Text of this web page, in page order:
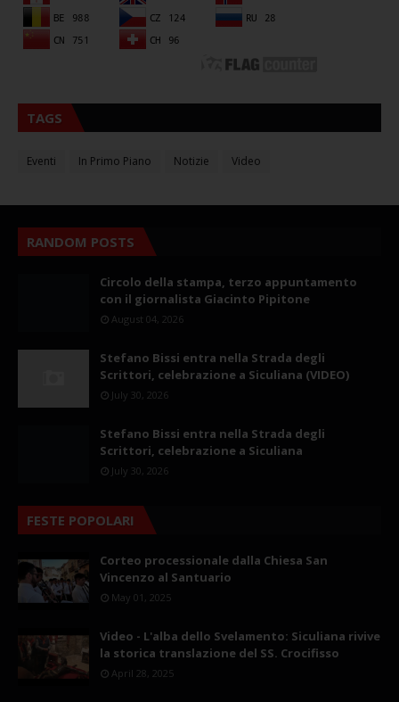
TAGS
Eventi In Primo Piano Notizie Video
RANDOM POSTS
Circolo della stampa, terzo appuntamento
con il giornalista Giacinto Pipitone
August 04, 2026
Stefano Bissi entra nella Strada degli
Scrittori, celebrazione a Siculiana (VIDEO)
July 30, 2026
Stefano Bissi entra nella Strada degli
Scrittori, celebrazione a Siculiana
July 30, 2026
FESTE POPOLARI
Corteo processionale dalla Chiesa San
Vincenzo al Santuario
May 01, 2025
Video - L'alba dello Svelamento: Siculiana rivive
la storica translazione del SS. Crocifisso
April 28, 2025